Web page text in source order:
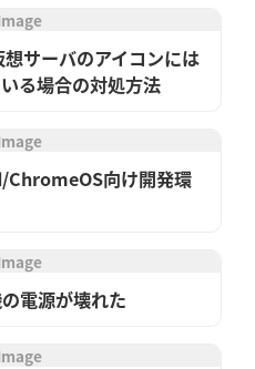
サーバのアイコンには
る場合の対処方法
ChromeOS向け開発環
電源が壊れた